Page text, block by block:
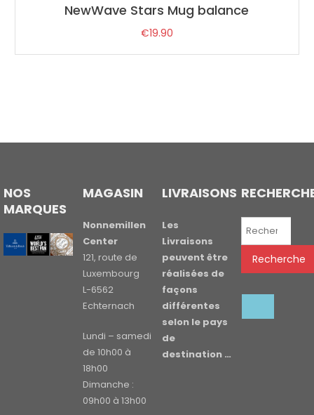
NewWave Stars Mug balance
€19.90
NOS
MARQUES
MAGASIN
Nonnemillen
Center
121, route de
Luxembourg
L-6562
Echternach
Lundi – samedi
de 10h00 à
18h00
Dimanche :
09h00 à 13h00
LIVRAISONS
Les
Livraisons
peuvent être
réalisées de
façons
différentes
selon le pays
de
destination …
Recherche
Recherche